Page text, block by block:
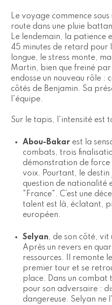
Le voyage commence
route dans une pluie
Le lendemain, la patience
45 minutes de retard pour
longue, le stress monte,
Martin, bien que freiné par
endosse un nouveau rôle :
côtés de Benjamin. Sa
l'équipe.
Sur le tapis, l'intensité est
Abou-Bakar est la
combats, trois
démonstration de force
voix. Pourtant, le destin
question de nationalité
"France". C’est une
talent est là, éclatant,
européen.
Selyan, de son côté,
Après un revers en
ressources. Il remonte
premier tour et se
place. Dans un combat
pour son adversaire :
dangereuse. Selyan ne